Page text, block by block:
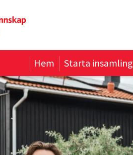
Hem Starta insamling